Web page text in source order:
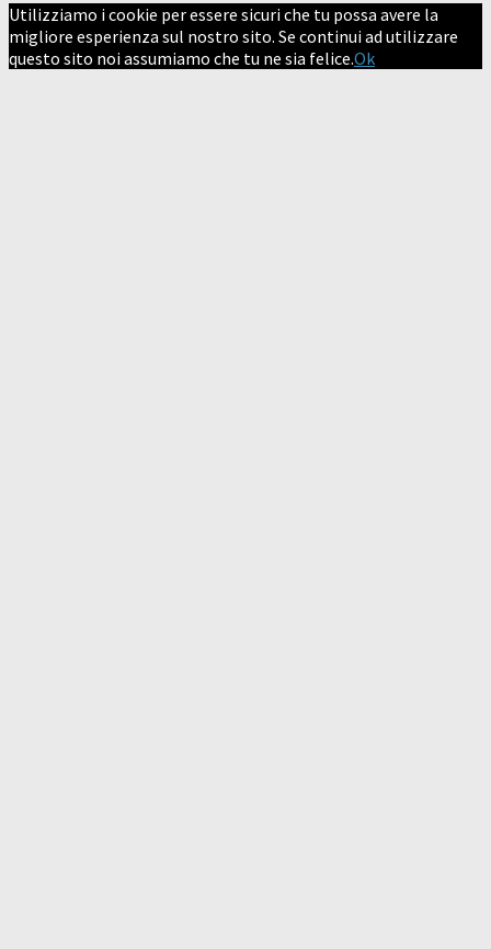
Utilizziamo i cookie per essere sicuri che tu possa avere la
migliore esperienza sul nostro sito. Se continui ad utilizzare
questo sito noi assumiamo che tu ne sia felice.Ok